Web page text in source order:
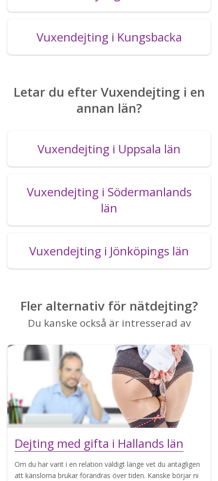
Vuxendejting i Kungsbacka
Letar du efter Vuxendejting i en
annan län?
Vuxendejting i Uppsala län
Vuxendejting i Södermanlands
län
Vuxendejting i Jönköpings län
Fler alternativ för nätdejting?
Du kanske också är intresserad av
Dejting med gifta i Hallands län
Om du har varit i en relation väldigt länge vet du antagligen
att känslorna brukar förändras över tiden. Kanske börjar ni